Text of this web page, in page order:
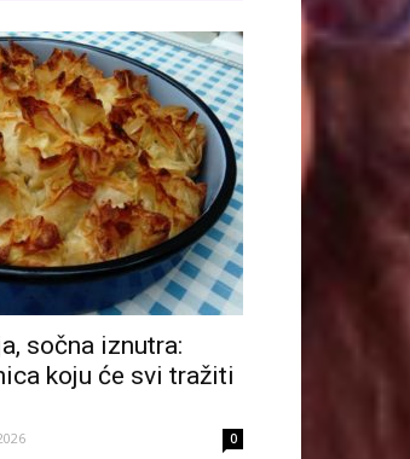
sočna iznutra:
koju će svi tražiti
0